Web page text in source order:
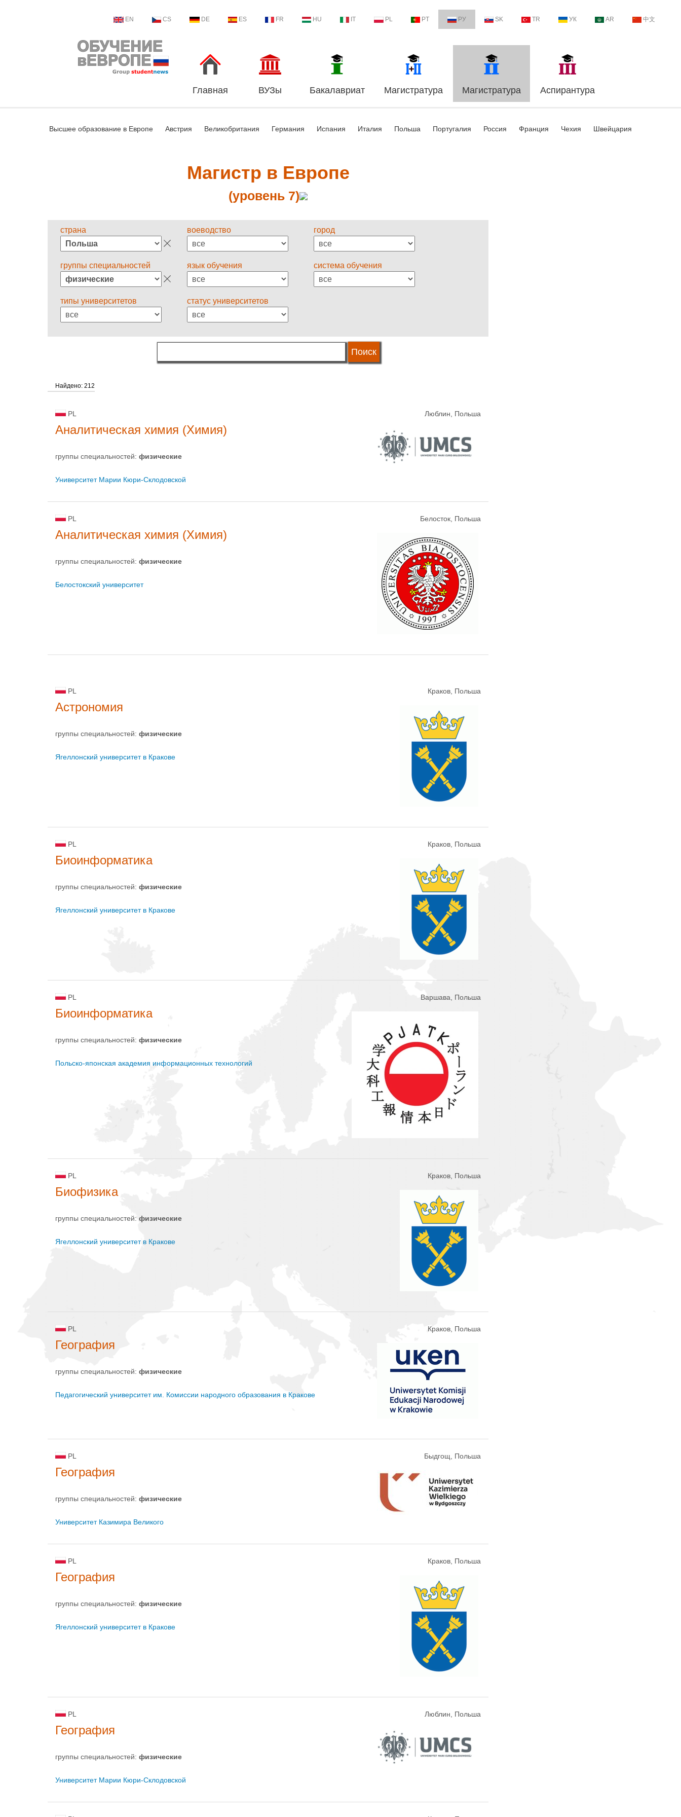
EN CS DE ES FR HU IT PL PT РУ SK TR УК AR 中文
Главная ВУЗы Бакалавриат Магистратура Магистратура Аспирантура
Высшее образование в Европе Австрия Великобритания Германия Испания Италия Польша Португалия Россия Франция Чехия Швейцария
Магистр в Европе
(уровень 7)
страна воеводство город
группы специальностей язык обучения система обучения
типы университетов статус университетов
Найдено: 212
PL Люблин, Польша
Аналитическая химия (Химия)
группы специальностей: физическиe
Университет Марии Кюри-Склодовской
PL Белосток, Польша
Аналитическая химия (Химия)
группы специальностей: физическиe
Белостокский университет
PL Краков, Польша
Астрономия
группы специальностей: физическиe
Ягеллонский университет в Кракове
PL Краков, Польша
Биоинформатика
группы специальностей: физическиe
Ягеллонский университет в Кракове
PL Варшава, Польша
Биоинформатика
группы специальностей: физическиe
Польско-японская академия информационных технологий
PL Краков, Польша
Биофизика
группы специальностей: физическиe
Ягеллонский университет в Кракове
PL Краков, Польша
География
группы специальностей: физическиe
Педагогический университет им. Комиссии народного образования в Кракове
PL Быдгощ, Польша
География
группы специальностей: физическиe
Университет Казимира Великого
PL Краков, Польша
География
группы специальностей: физическиe
Ягеллонский университет в Кракове
PL Люблин, Польша
География
группы специальностей: физическиe
Университет Марии Кюри-Склодовской